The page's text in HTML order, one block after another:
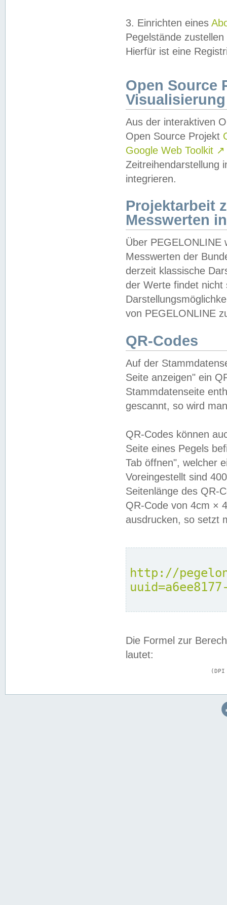
3. Einrichten eines
Pegelstände
Hierfür ist eine
Open Source
Visualisierung
Aus der interaktiven
Open Source Projekt
Google Web Toolkit ↗
Zeitreihendarstellung
integrieren.
Projektarbeit
Messwerten
Über PEGELONLINE
Messwerten der
derzeit klassische
der Werte findet
von PEGELONLINE
QR-Codes
Auf der
Seite anzeigen" ein
Stammdatenseite
gescannt, so wird
QR-Codes können
Seite eines Pegels
Tab öffnen", welcher
Voreingestellt sind
Seitenlänge des QR-
QR-Code von 4cm ×
ausdrucken, so setzt
http://
Die Formel zur
lautet: